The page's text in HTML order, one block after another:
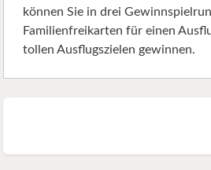
können Sie in drei
Familienfreikarten für einen
tollen Ausflugszielen gewinnen.